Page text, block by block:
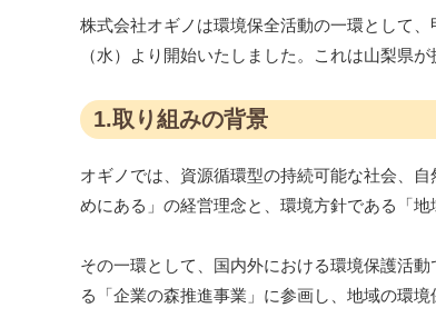
株式会社オギノは環境保全活動の一環として
（水）より開始いたしました。これは山梨県
1.取り組みの背景
オギノでは、資源循環型の持続可能な社会、
めにある」の経営理念と、環境方針である「
その一環として、国内外における環境保護活
る「企業の森推進事業」に参画し、地域の環境